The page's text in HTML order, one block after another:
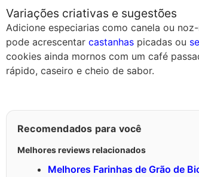
Variações criativas e sugestões
Adicione especiarias como canela ou
pode acrescentar castanhas picadas ou
cookies ainda mornos com um café
rápido, caseiro e cheio de sabor.
Recomendados para você
Melhores reviews relacionados
Melhores Farinhas de Grão de